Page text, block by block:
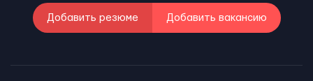
Добавить резюме Добавить вакансию